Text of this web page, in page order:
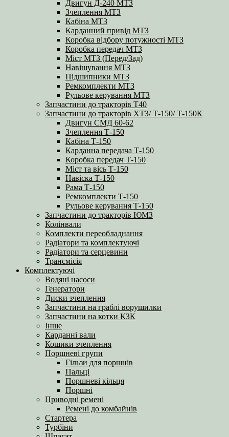
Двигун Д-240 МТЗ
Зчеплення МТЗ
Кабіна МТЗ
Карданний привід МТЗ
Коробка відбору потужності МТЗ
Коробка передач МТЗ
Міст МТЗ (Перед/Зад)
Навішування МТЗ
Підшипники МТЗ
Ремкомплекти МТЗ
Рульове керування МТЗ
Запчастини до тракторів Т40
Запчастини до тракторів ХТЗ/ Т-150/ Т-150К
Двигун СМД 60-62
Зчеплення Т-150
Кабіна Т-150
Карданна передача Т-150
Коробка передач Т-150
Міст та вісь Т-150
Навіска Т-150
Рама Т-150
Ремкомплекти Т-150
Рульове керування Т-150
Запчастини до тракторів ЮМЗ
Колінвали
Комплекти переобладнання
Радіатори та комплектуючі
Радіатори та серцевини
Трансмісія
Комплектуючі
Водяні насоси
Генератори
Диски зчеплення
Запчастини на граблі ворушилки
Запчастини на котки КЗК
Інше
Карданні вали
Кошики зчеплення
Поршневі групи
Гільзи для поршнів
Пальці
Поршневі кільця
Поршні
Приводні ремені
Ремені до комбайнів
Стартера
Турбіни